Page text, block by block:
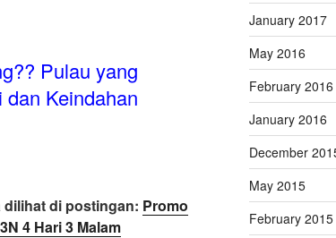
Pulau yang
Keindahan
dilihat di postingan: Promo
4 Hari 3 Malam
January 2017
May 2016
February 2016
January 2016
December
May 2015
February 2015